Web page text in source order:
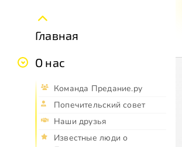
Главная
О нас
Команда Предание.ру
Попечительский совет
Наши друзья
Известные люди о